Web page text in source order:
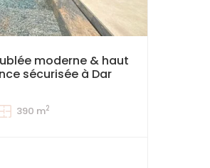
moderne & haut
sécurisée à Dar
390 m2